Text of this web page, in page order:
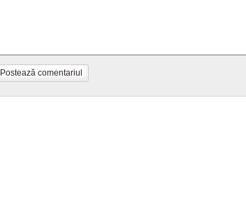
Postează comentariul